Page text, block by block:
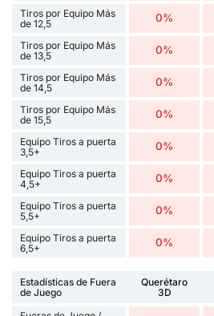
Tiros por Equipo Más
de 12,5
0%
Tiros por Equipo Más
de 13,5
0%
Tiros por Equipo Más
de 14,5
0%
Tiros por Equipo Más
de 15,5
0%
Equipo Tiros a puerta
3,5+
0%
Equipo Tiros a puerta
4,5+
0%
Equipo Tiros a puerta
5,5+
0%
Equipo Tiros a puerta
6,5+
0%
Estadísticas de Fuera
de Juego
Querétaro
3D